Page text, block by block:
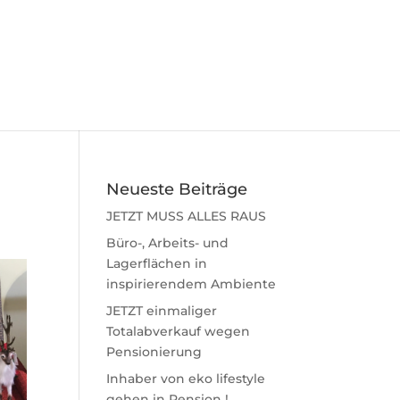
Neueste Beiträge
JETZT MUSS ALLES RAUS
Büro-, Arbeits- und
Lagerflächen in
inspirierendem Ambiente
JETZT einmaliger
Totalabverkauf wegen
Pensionierung
Inhaber von eko lifestyle